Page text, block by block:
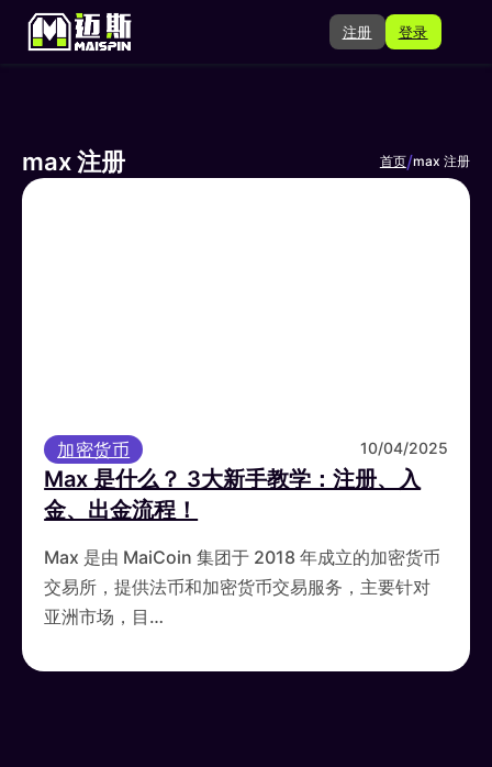
注册 登录
max 注册 首页/max 注册
加密货币 10/04/2025
Max 是什么？ 3大新手教学：注册、入
金、出金流程！
Max 是由 MaiCoin 集团于 2018 年成立的加密货币
交易所，提供法币和加密货币交易服务，主要针对
亚洲市场，目…